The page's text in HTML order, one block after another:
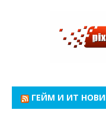
ГЕЙМ И ИТ